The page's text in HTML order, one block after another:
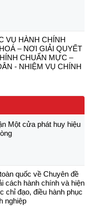
VỤ HÀNH CHÍNH
– NƠI GIẢI QUYẾT
CHUẨN MỰC –
- NHIỆM VỤ CHÍNH
Một cửa phát huy hiệu
quốc về Chuyên đề
cách hành chính và hiện
chỉ đạo, điều hành phục
nghiệp